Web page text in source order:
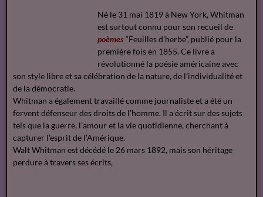
Né le 31 mai 1819 à New York, Whitman
est surtout connu pour son recueil de
poèmes “Feuilles d’herbe”, publié pour la
première fois en 1855. Ce livre a
révolutionné la poésie américaine avec
son style libre et sa célébration de la nature, de l’individualité et
de la démocratie.
Whitman a également travaillé comme journaliste et a été un
fervent défenseur des droits de l’homme. Il a écrit sur des sujets
tels que la guerre, l’amour et la vie quotidienne, cherchant à
capturer l’esprit de l’Amérique.
Walt Whitman est décédé le 26 mars 1892, mais son héritage
perdure à travers ses écrits,